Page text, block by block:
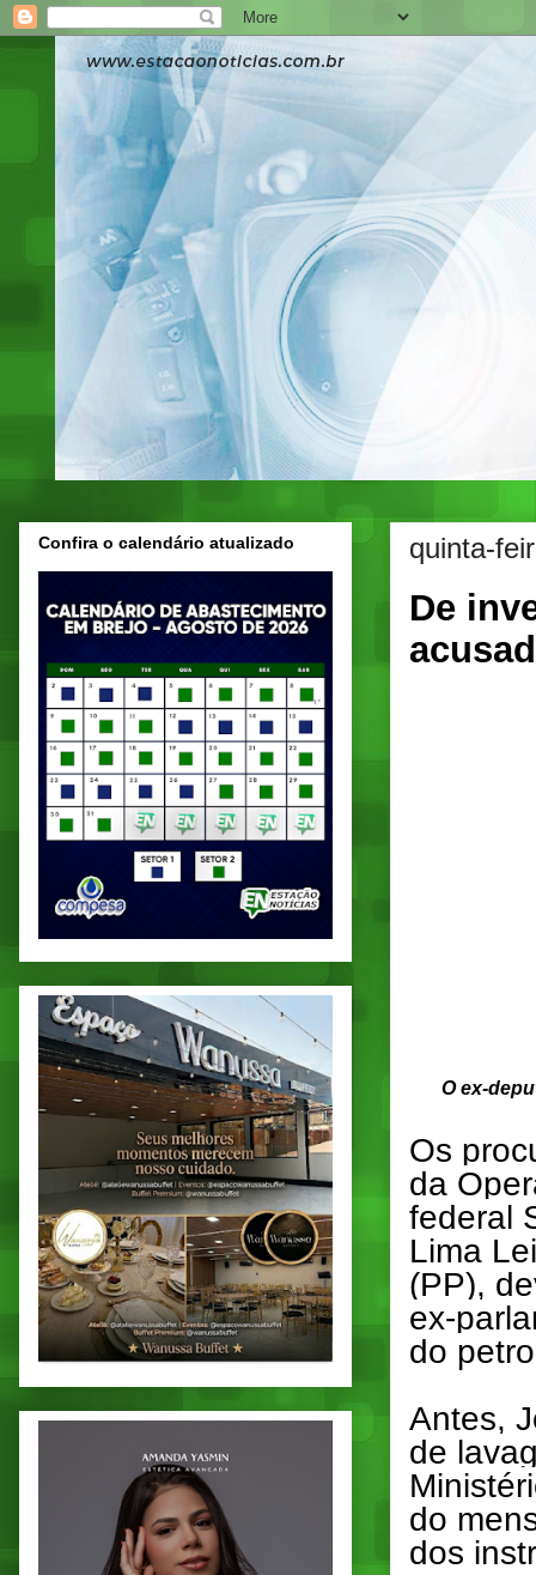
quinta-
De
O ex-
Os
da
federal
Lima
(PP),
ex-
do
Antes,
de
do
dos
Confira o calendário atualizado